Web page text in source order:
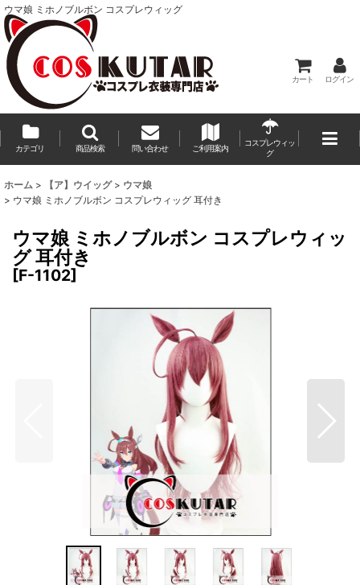
ウマ娘 ミホノブルボン コスプレウィッグ
カート ログイン
カテゴリ 商品検索 問い合わせ ご利用案内
コスプレウィッ
グ
ホーム > 【ア】ウイッグ > ウマ娘
> ウマ娘 ミホノブルボン コスプレウィッグ 耳付き
ウマ娘 ミホノブルボン コスプレウィッ
グ 耳付き
[F-1102]